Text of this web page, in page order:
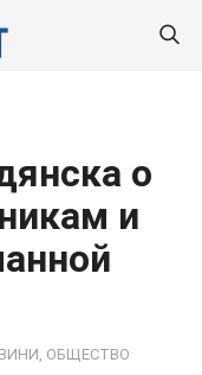
о
и
ОБЩЕСТВО